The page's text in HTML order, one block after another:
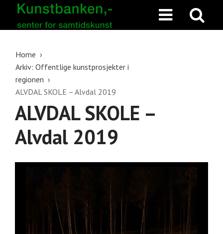
Home
Arkiv: Offentlige kunstprosjekter i
regionen
ALVDAL SKOLE – Alvdal 2019
ALVDAL SKOLE –
Alvdal 2019